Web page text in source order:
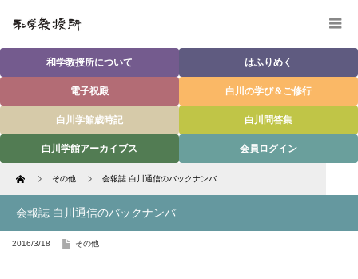
和学教授所について はふりめく
電子祝殿 白川の学び＆ご修行
白川学館歳時記 白川問答集
白川学館アーカイブス 会員ログイン
Home その他 会報誌 白川通信のバックナンバ
会報誌 白川通信のバックナンバ
2016/3/18 その他